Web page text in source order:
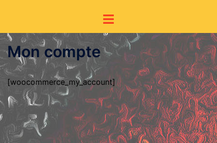
Mon compte
[woocommerce_my_account]